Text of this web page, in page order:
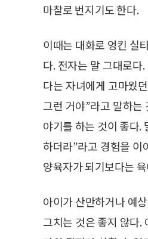
마찰로 번지기도 한다.
이때는 대화로 엉킨 실
다. 전자는 말 그대로
다는 자녀에게 고마웠
그런 거야”라고 말하는
야기를 하는 것이 좋다.
하더라”라고 경험을 이
양육자가 되기보다는
아이가 산만하거나 예
그치는 것은 좋지 않다.